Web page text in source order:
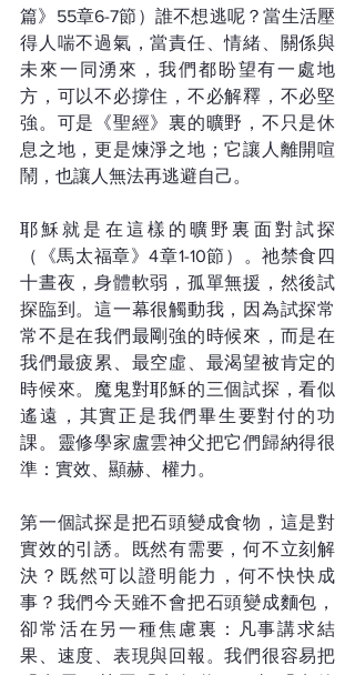
篇》55章6-7節）誰不想逃呢？當生活壓
得人喘不過氣，當責任、情緒、關係與
未來一同湧來，我們都盼望有一處地
方，可以不必撐住，不必解釋，不必堅
強。可是《聖經》裏的曠野，不只是休
息之地，更是煉淨之地；它讓人離開喧
鬧，也讓人無法再逃避自己。
耶穌就是在這樣的曠野裏面對試探
（《馬太福章》4章1-10節）。祂禁食四
十晝夜，身體軟弱，孤單無援，然後試
探臨到。這一幕很觸動我，因為試探常
常不是在我們最剛強的時候來，而是在
我們最疲累、最空虛、最渴望被肯定的
時候來。魔鬼對耶穌的三個試探，看似
遙遠，其實正是我們畢生要對付的功
課。靈修學家盧雲神父把它們歸納得很
準：實效、顯赫、權力。
第一個試探是把石頭變成食物，這是對
實效的引誘。既然有需要，何不立刻解
決？既然可以證明能力，何不快快成
事？我們今天雖不會把石頭變成麵包，
卻常活在另一種焦慮裏：凡事講求結
果、速度、表現與回報。我們很容易把